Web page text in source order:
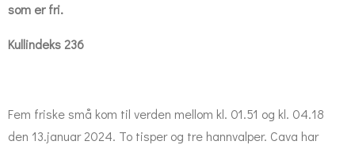
som er fri.
Kullindeks 236
Fem friske små kom til verden mellom kl. 01.51 og kl. 04.18
den 13.januar 2024. To tisper og tre hannvalper. Cava har